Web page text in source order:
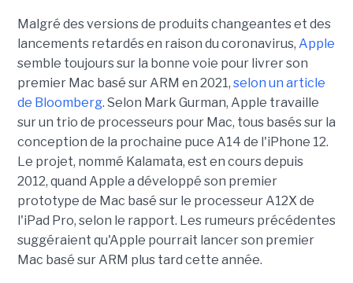
Malgré des versions de produits changeantes et des
lancements retardés en raison du coronavirus, Apple
semble toujours sur la bonne voie pour livrer son
premier Mac basé sur ARM en 2021, selon un article
de Bloomberg. Selon Mark Gurman, Apple travaille
sur un trio de processeurs pour Mac, tous basés sur la
conception de la prochaine puce A14 de l'iPhone 12.
Le projet, nommé Kalamata, est en coursdepuis
2012, quand Apple a développé son premier
prototype de Mac basé sur le processeur A12X de
l'iPad Pro, selon le rapport. Les rumeurs précédentes
suggéraient qu'Apple pourrait lancer son premier
Mac basé sur ARM plus tard cette année.